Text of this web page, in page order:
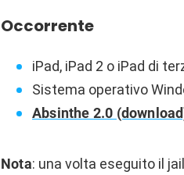
Occorrente
iPad, iPad 2 o iPad di
Sistema operativo
Absinthe 2.0
Nota: una volta eseguito il